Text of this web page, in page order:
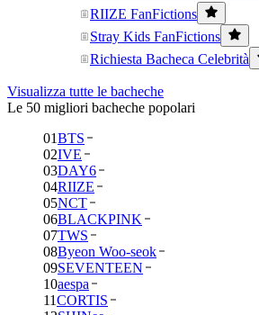
RIIZE FanFictions
Stray Kids FanFictions
Richiesta Bacheca Celebrità
Visualizza tutte le bacheche
Le 50 migliori bacheche popolari
01BTS
02IVE
03DAY6
04RIIZE
05NCT
06BLACKPINK
07TWS
08Byeon Woo-seok
09SEVENTEEN
10aespa
11CORTIS